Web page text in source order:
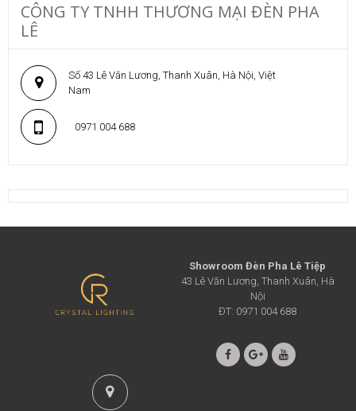
CÔNG TY TNHH THƯƠNG MẠI ĐÈN PHA
LÊ
Số 43 Lê Văn Lương, Thanh Xuân, Hà Nội, Việt
Nam
0971 004 688
Showroom Đèn Pha Lê Tiệp
43 Lê Văn Lương, Thanh Xuân, Hà
Nội
ĐT: 0971 004 688